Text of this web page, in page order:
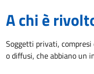
A chi è
Soggetti privati,
o diffusi, che abbiano un